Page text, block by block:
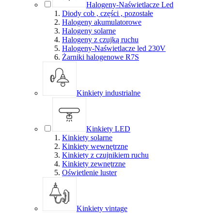
Halogeny-Naświetlacze Led
Diody cob , części , pozostałe
Halogeny akumulatorowe
Halogeny solarne
Halogeny z czujką ruchu
Halogeny-Naświetlacze led 230V
Żarniki halogenowe R7S
Kinkiety industrialne
Kinkiety LED
Kinkiety solarne
Kinkiety wewnętrzne
Kinkiety z czujnikiem ruchu
Kinkiety zewnętrzne
Oświetlenie luster
Kinkiety vintage